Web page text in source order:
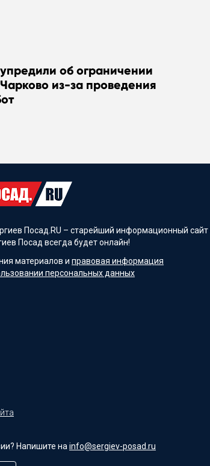
об ограничении
из-за проведения
Посад.RU – старейший информационный
Посад всегда будет онлайн!
материалов и правовая информация
персональных данных
Напишите на info@sergiev-posad.ru